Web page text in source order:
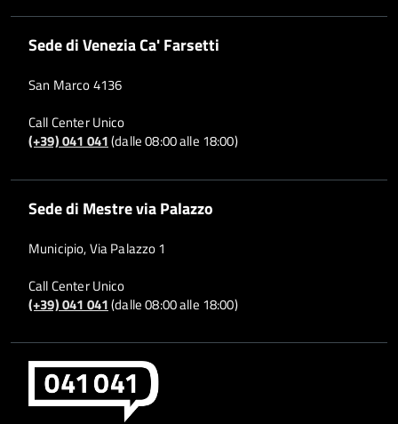
Sede di Venezia Ca' Farsetti
San Marco 4136
Call Center Unico
(+39) 041 041(dalle 08:00 alle 18:00)
Sede di Mestre via Palazzo
Municipio, Via Palazzo 1
Call Center Unico
(+39) 041 041(dalle 08:00 alle 18:00)